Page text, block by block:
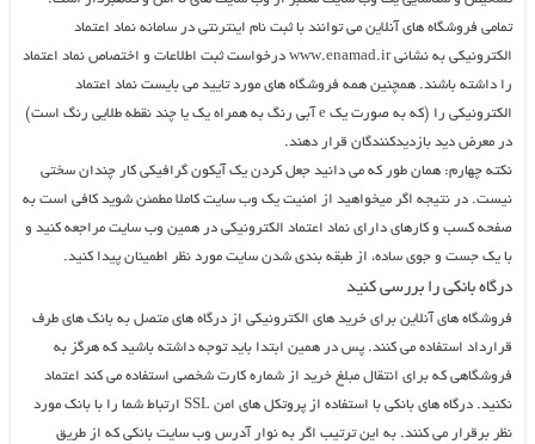
تمامی فروشگاه های آنلاین می توانند با ثبت نام اینترنتی در سامانه نماد اعتماد
الکترونیکی به نشانی www.enamad.ir درخواست ثبت اطلاعات و اختصاص نماد اعتماد
را داشته باشند. همچنین همه فروشگاه های مورد تایید می بایست نماد اعتماد
الکترونیکی را (که به صورت یک e آبی رنگ به همراه یک یا چند نقطه طلایی رنگ است)
در معرض دید بازدیدکنندگان قرار دهند.
نکته چهارم: همان طور که می دانید جعل کردن یک آیکون گرافیکی کار چندان سختی
نیست. در نتیجه اگر میخواهید از امنیت یک وب سایت کاملا مطمئن شوید کافی است به
صفحه کسب و کارهای دارای نماد اعتماد الکترونیکی در همین وب سایت مراجعه کنید و
با یک جست و جوی ساده، از طبقه بندی شدن سایت مورد نظر اطمینان پیدا کنید.
درگاه بانکی را بررسی کنید
فروشگاه های آنلاین برای خرید های الکترونیکی از درگاه های متصل به بانک های طرف
قرارداد استفاده می کنند. پس در همین ابتدا باید توجه داشته باشید که هرگز به
فروشگاهی که برای انتقال مبلغ خرید از شماره کارت شخصی استفاده می کند اعتماد
نکنید. درگاه های بانکی با استفاده از پروتکل های امن SSL ارتباط شما را با بانک مورد
نظر برقرار می کنند. به این ترتیب اگر به نوار آدرس وب سایت بانکی که از طریق